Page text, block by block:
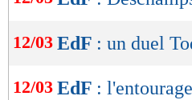
12/03 EdF : un duel
12/03 EdF :